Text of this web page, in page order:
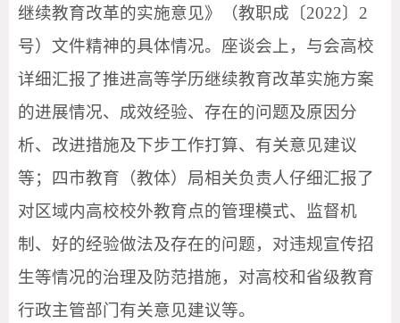
继续教育改革的实施意见》（教职成〔2022〕2
号）文件精神的具体情况。座谈会上，与会高校
详细汇报了推进高等学历继续教育改革实施方案
的进展情况、成效经验、存在的问题及原因分
析、改进措施及下步工作打算、有关意见建议
等；四市教育（教体）局相关负责人仔细汇报了
对区域内高校校外教育点的管理模式、监督机
制、好的经验做法及存在的问题，对违规宣传招
生等情况的治理及防范措施，对高校和省级教育
行政主管部门有关意见建议等。